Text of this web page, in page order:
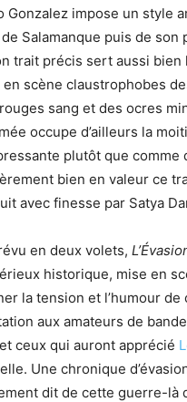
Gonzalez impose un style
Salamanque puis de son
trait précis sert aussi
scène claustrophobes
sang et des ocres
occupe d’ailleurs la
plutôt que
bien en valeur ce
avec finesse par Satya
en deux volets,
historique, mise en
la tension et l’humour
aux amateurs de
ceux qui auront apprécié
Une chronique
dit de cette guerre-là